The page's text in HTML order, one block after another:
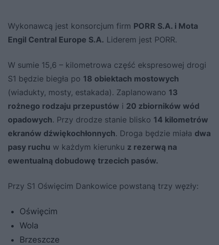
Wykonawcą jest konsorcjum firm PORR S.A. i Mota
Engil Central Europe S.A. Liderem jest PORR.
W sumie 15,6 – kilometrowa część ekspresowej drogi
S1 będzie biegła po 18 obiektach mostowych
(wiadukty, mosty, estakada). Zaplanowano 13
rożnego rodzaju przepustów i 20 zbiorników wód
opadowych. Przy drodze stanie blisko 14 kilometrów
ekranów dźwiękochłonnych. Droga będzie miała dwa
pasy ruchu w każdym kierunku z rezerwą na
ewentualną dobudowę trzecich pasów.
Przy S1 Oświęcim Dankowice powstaną trzy węzły:
Oświęcim
Wola
Brzeszcze